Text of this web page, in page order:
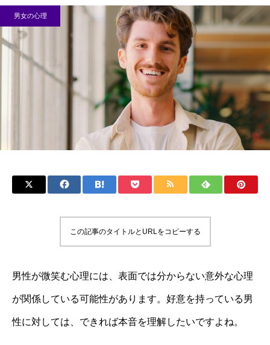
男女の心理
この記事のタイトルとURLをコピーする
男性が微笑む心理には、表面では分からない意外な心理
が関係している可能性があります。好意を持っている男
性に対しては、できれば本音を理解したいですよね。